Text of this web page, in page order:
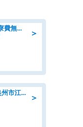
＞
組立・組付け/高収入/日払いOK/寮費無料/交替制/20・30・40代活躍中
＞
製品の梱包・組立および検査・ 奥州市江刺/大手企業で長期安定 梱包・検査・組立/半年経過毎に5万円の報奨金有